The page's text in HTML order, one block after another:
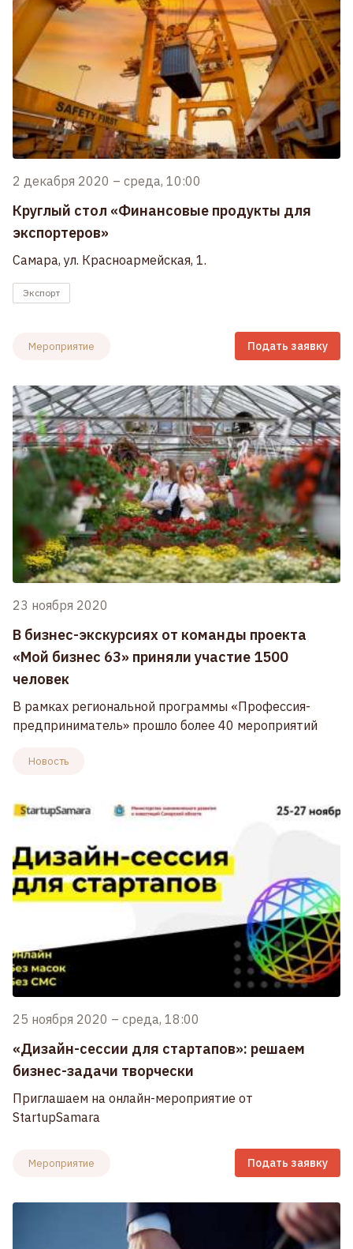
2 декабря 2020 – среда, 10:00
Круглый стол «Финансовые продукты для
экспортеров»
Самара, ул. Красноармейская, 1.
Экспорт
Мероприятие Подать заявку
23 ноября 2020
В бизнес-экскурсиях от команды проекта
«Мой бизнес 63» приняли участие 1500
человек
В рамках региональной программы «Профессия-
предприниматель» прошло более 40 мероприятий
Новость
25 ноября 2020 – среда, 18:00
«Дизайн-сессии для стартапов»: решаем
бизнес-задачи творчески
Приглашаем на онлайн-мероприятие от
StartupSamara
Мероприятие Подать заявку